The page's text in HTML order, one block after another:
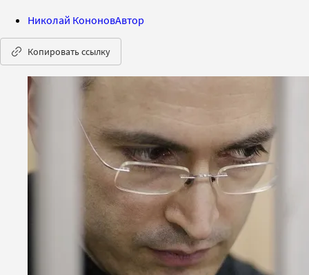
Николай КононовАвтор
Копировать ссылку